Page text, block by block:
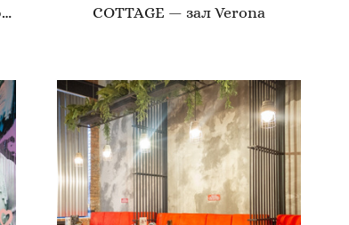
BELKA & STRELKA — зал Апартаменты COTTAGE — зал Verona